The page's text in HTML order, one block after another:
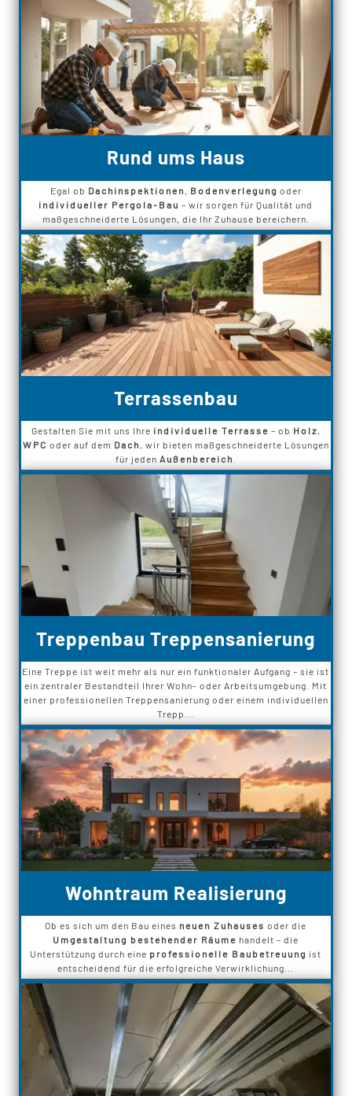
Rund ums Haus
Egal ob Dachinspektionen Bodenverlegung oder
individueller Pergola-Bau – wir sorgen für Qualität und
maßgeschneiderte Lösungen, die Ihr Zuhause bereichern.
Terrassenbau
Gestalten Sie mit uns Ihre individuelle Terrasse – ob Holz,
WPC oder auf dem Dach , wir bieten maßgeschneiderte Lösungen
für jeden Außenbereich
Treppenbau Treppensanierung
Eine Treppe ist weit mehr als nur ein funktionaler Aufgang – sie ist
ein zentraler Bestandteil Ihrer Wohn- oder Arbeitsumgebung. Mit
einer professionellen Treppensanierung oder einem individuellen
Trepp...
Wohntraum Realisierung
Ob es sich um den Bau eines neuen Zuhauses oder die
Umgestaltung bestehender Räume handelt – die
Unterstützung durch eine professionelle Baubetreuung ist
entscheidend für die erfolgreiche Verwirklichung...